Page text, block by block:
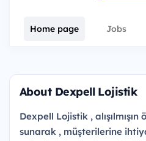
Home page Jobs
About Dexpell Lojistik
Dexpell Lojistik ,
sunarak , müşterilerine